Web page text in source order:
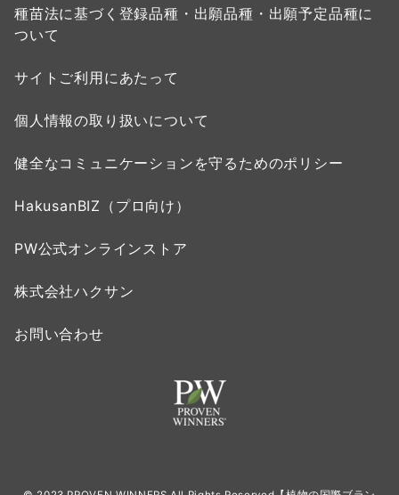
種苗法に基づく登録品種・出願品種・出願予定品種に
ついて
サイトご利用にあたって
個人情報の取り扱いについて
健全なコミュニケーションを守るためのポリシー
HakusanBIZ（プロ向け）
PW公式オンラインストア
株式会社ハクサン
お問い合わせ